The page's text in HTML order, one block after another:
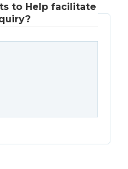
to Help facilitate